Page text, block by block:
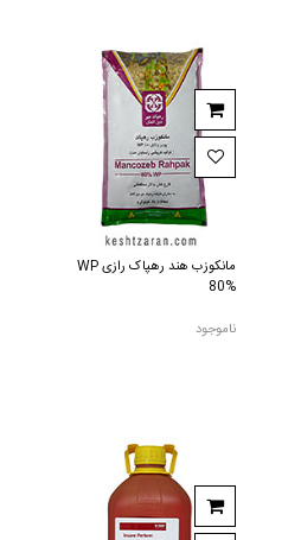
مانکوزب هند رهپاک رازی WP
80%
ناموجود